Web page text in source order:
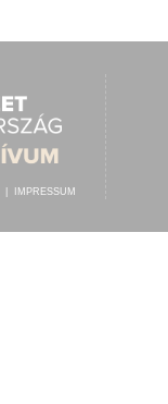
IMPRESSUM